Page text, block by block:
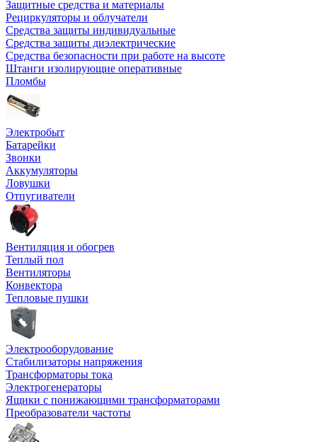
Защитные средства и материалы
Рециркуляторы и облучатели
Средства защиты индивидуальные
Средства защиты диэлектрические
Средства безопасности при работе на высоте
Штанги изолирующие оперативные
Пломбы
Электробыт
Батарейки
Звонки
Аккумуляторы
Ловушки
Отпугиватели
Вентиляция и обогрев
Теплый пол
Вентиляторы
Конвектора
Тепловые пушки
Электрооборудование
Стабилизаторы напряжения
Трансформаторы тока
Электрогенераторы
Ящики с понижающими трансформаторами
Преобразователи частоты